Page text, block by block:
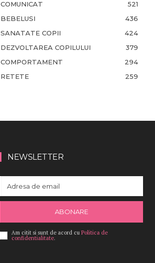
COMUNICAT
521
BEBELUSI
436
SANATATE COPII
424
DEZVOLTAREA COPILULUI
379
COMPORTAMENT
294
RETETE
259
NEWSLETTER
ABONARE
Am citit si sunt de acord cu Politica de
confidentialitate.